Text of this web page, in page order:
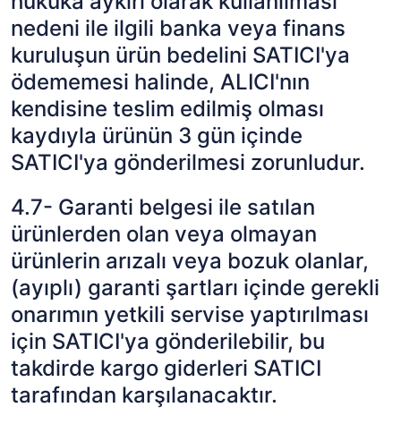
nedeni ile ilgili banka veya finans
kuruluşun ürün bedelini SATICI'ya
ödememesi halinde, ALICI'nın
kendisine teslim edilmiş olması
kaydıyla ürünün 3 gün içinde
SATICI'ya gönderilmesi zorunludur.
4.7- Garanti belgesi ile satılan
ürünlerden olan veya olmayan
ürünlerin arızalı veya bozuk olanlar,
(ayıplı) garanti şartları içinde gerekli
onarımın yetkili servise yaptırılması
için SATICI'ya gönderilebilir, bu
takdirde kargo giderleri SATICI
tarafından karşılanacaktır.